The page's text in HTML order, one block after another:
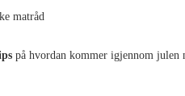
matråd
på hvordan kommer igjennom